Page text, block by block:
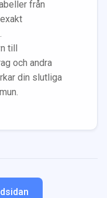
från
till
och andra
din slutliga